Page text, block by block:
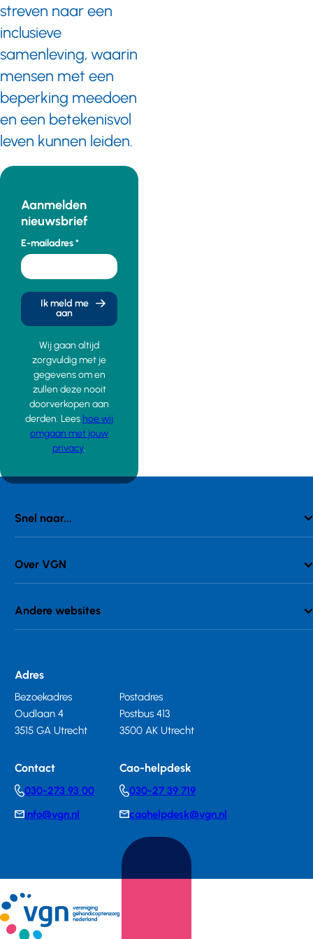
streven naar een
inclusieve
samenleving, waarin
mensen met een
beperking meedoen
en een betekenisvol
leven kunnen leiden.
Aanmelden
nieuwsbrief
E-mailadres
Ik meld me
aan
Wij gaan altijd
zorgvuldig met je
gegevens om en
zullen deze nooit
doorverkopen aan
derden. Lees hoe wij
omgaan met jouw
privacy.
Snel naar...
Over VGN
Andere websites
Adres
Bezoekadres
Oudlaan 4
3515 GA Utrecht
Postadres
Postbus 413
3500 AK Utrecht
Contact
Telephonenumber
030-273 93 00
E-info@vgn.nl
Cao-helpdesk
Telephonenumber
030-27 39 719
E-
mail
caohelpdesk@vgn.nl